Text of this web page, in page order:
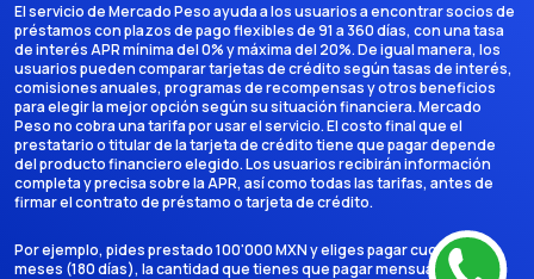
El servicio de Mercado Peso ayuda a los usuarios a encontrar socios de
préstamos con plazos de pago flexibles de 91 a 360 días, con una tasa
de interés APR mínima del 0% y máxima del 20%. De igual manera, los
usuarios pueden comparar tarjetas de crédito según tasas de interés,
comisiones anuales, programas de recompensas y otros beneficios
para elegir la mejor opción según su situación financiera. Mercado
Peso no cobra una tarifa por usar el servicio. El costo final que el
prestatario o titular de la tarjeta de crédito tiene que pagar depende
del producto financiero elegido. Los usuarios recibirán información
completa y precisa sobre la APR, así como todas las tarifas, antes de
firmar el contrato de préstamo o tarjeta de crédito.
Por ejemplo, pides prestado 100'000 MXN y eliges pagar cuotas en 6
meses (180 días), la cantidad que tienes que pagar mensualmente es